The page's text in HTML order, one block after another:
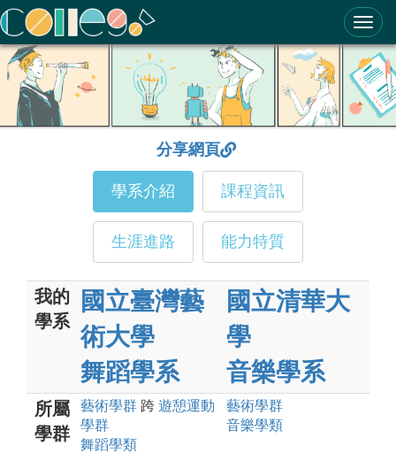
ColleGo! 大學選才與高中育才輔助系統
分享網頁
學系介紹 課程資訊
生涯進路 能力特質
我的
學系
國立臺灣藝
術大學
舞蹈學系
國立清華大
學
音樂學系
所屬
學群
藝術學群 跨 遊憩運動
學群
舞蹈學類
藝術學群
音樂學類